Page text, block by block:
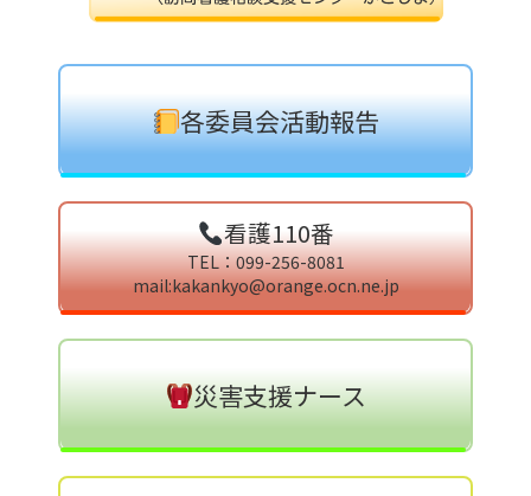
各委員会活動報告
看護110番
TEL：099-256-8081
mail:kakankyo@orange.ocn.ne.jp
災害支援ナース